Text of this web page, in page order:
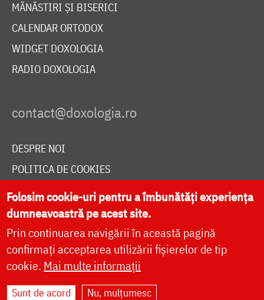
MĂNĂSTIRI ȘI BISERICI
CALENDAR ORTODOX
WIDGET DOXOLOGIA
RADIO DOXOLOGIA
DESPRE NOI
POLITICA DE COOKIES
DONEAZĂ ONLINE PENTRU CATEDRALA NAȚIONALĂ
LIVE
Site dezvoltat deDOXOLOGIA MEDIA
Folosim cookie-uri pentru a îmbunătăți experiența
dumneavoastră pe acest site.
Prin continuarea navigării în această pagină
confirmați acceptarea utilizării fișierelor de tip
cookie. Mai multe informații
Sunt de acord Nu, mulțumesc